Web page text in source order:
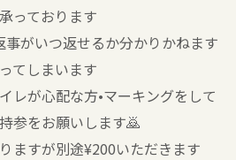
っております
がいつ返せるか分かりかねます
てしまいます
レが心配な方•マーキングをして
参をお願いします🙇
ますが別途¥200いただきます